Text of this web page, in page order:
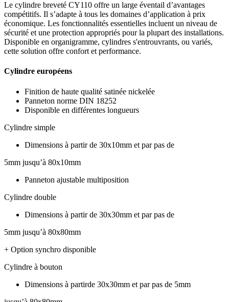
Le cylindre breveté CY110 offre un large éventail d’avantages
compétitifs. Il s’adapte à tous les domaines d’application à prix
économique. Les fonctionnalités essentielles incluent un niveau de
sécurité et une protection appropriés pour la plupart des installations.
Disponible en organigramme, cylindres s'entrouvrants, ou variés,
cette solution offre confort et performance.
Cylindre européens
Finition de haute qualité satinée nickelée
Panneton norme DIN 18252
Disponible en différentes longueurs
Cylindre simple
Dimensions à partir de 30x10mm et par pas de
5mm jusqu’à 80x10mm
Panneton ajustable multiposition
Cylindre double
Dimensions à partir de 30x30mm et par pas de
5mm jusqu’à 80x80mm
+ Option synchro disponible
Cylindre à bouton
Dimensions à partirde 30x30mm et par pas de 5mm